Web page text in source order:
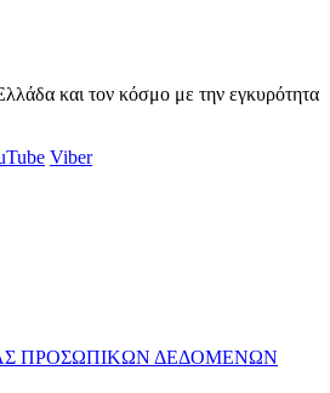
και τον κόσμο με την εγκυρότητα
Viber
ΠΡΟΣΩΠΙΚΩΝ ΔΕΔΟΜΕΝΩΝ